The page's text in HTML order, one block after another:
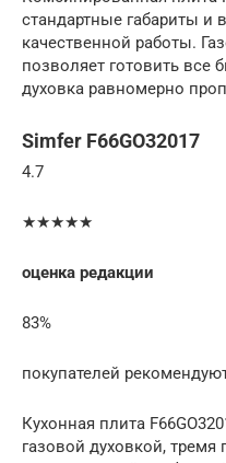
стандартные габариты и
качественной работы.
позволяет готовить все
духовка равномерно
Simfer F66GO32017
4.7
★★★★★
оценка редакции
83%
покупателей
Кухонная плита
газовой духовкой,